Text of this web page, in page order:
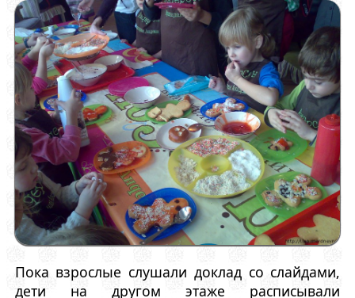
Пока взрослые слушали доклад со слайдами,
дети на другом этаже расписывали